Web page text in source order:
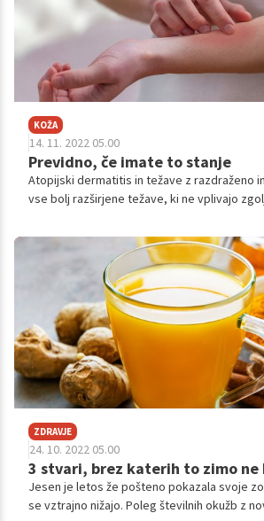
KOŽA
14. 11. 2022 05.00
Previdno, če imate to stanje
Atopijski dermatitis in težave z razdraženo
vse bolj razširjene težave, ki ne vplivajo
namreč pogosto razdražena, rdeča, suha,
ekcemi, zaradi česar številni kožo skrivajo
medosebnim stikom. Prav zato je
za tem stanjem, najde ustezno kozmetiko,
pa lahko naredi tudi s prilagajanjem v
ZDRAVJE
24. 10. 2022 05.00
3 stvari, brez katerih to zimo ne
Jesen je letos že pošteno pokazala svoje
se vztrajno nižajo. Poleg številnih okužb z